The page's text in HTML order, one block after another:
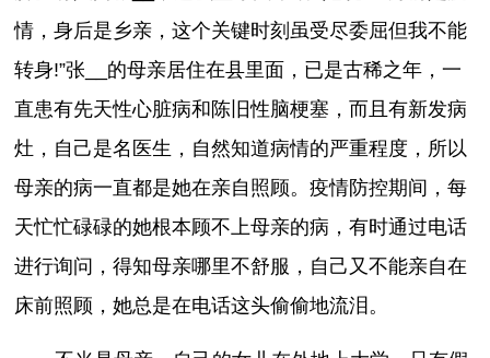
情，身后是乡亲，这个关键时刻虽受尽委屈但我不能
转身!”张__的母亲居住在县里面，已是古稀之年，一
直患有先天性心脏病和陈旧性脑梗塞，而且有新发病
灶，自己是名医生，自然知道病情的严重程度，所以
母亲的病一直都是她在亲自照顾。疫情防控期间，每
天忙忙碌碌的她根本顾不上母亲的病，有时通过电话
进行询问，得知母亲哪里不舒服，自己又不能亲自在
床前照顾，她总是在电话这头偷偷地流泪。